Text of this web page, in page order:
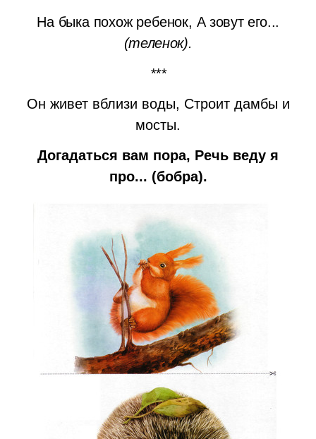
На быка похож ребенок, А зовут его...
(теленок).
***
Он живет вблизи воды, Строит дамбы и
мосты.
Догадаться вам пора, Речь веду я
про... (бобра).